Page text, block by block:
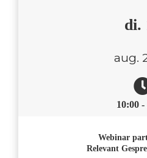
di.
aug.
10:00 -
Webinar
Relevant